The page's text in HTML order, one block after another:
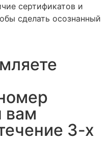
сертификатов и
сделать осознанный
вам
3-х